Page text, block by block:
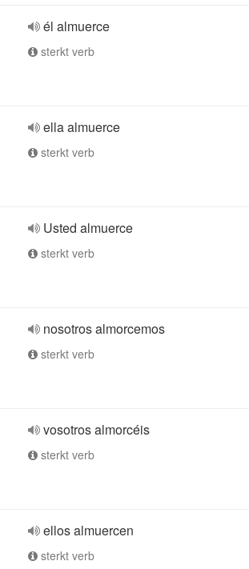
él almuerce
sterkt verb
ella almuerce
sterkt verb
Usted almuerce
sterkt verb
nosotros almorcemos
sterkt verb
vosotros almorcéis
sterkt verb
ellos almuercen
sterkt verb